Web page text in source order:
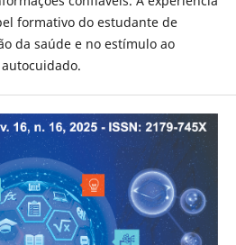
formativo do estudante de
da saúde e no estímulo ao